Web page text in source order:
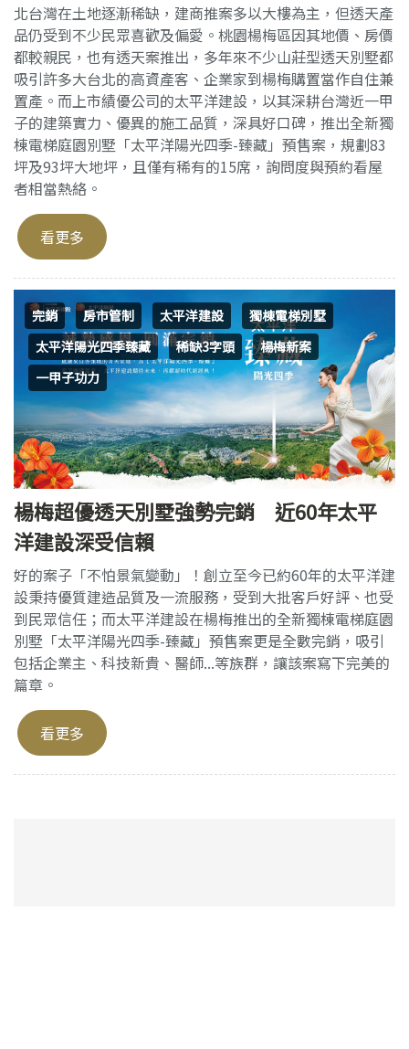
北台灣在土地逐漸稀缺，建商推案多以大樓為主，但透天產
品仍受到不少民眾喜歡及偏愛。桃園楊梅區因其地價、房價
都較親民，也有透天案推出，多年來不少山莊型透天別墅都
吸引許多大台北的高資產客、企業家到楊梅購置當作自住兼
置產。而上市績優公司的太平洋建設，以其深耕台灣近一甲
子的建築實力、優異的施工品質，深具好口碑，推出全新獨
棟電梯庭園別墅「太平洋陽光四季-臻藏」預售案，規劃83
坪及93坪大地坪，且僅有稀有的15席，詢問度與預約看屋
者相當熱絡。
看更多
完銷 房市管制 太平洋建設
獨棟電梯別墅
太平洋陽光四季臻藏
稀缺3字頭
楊梅新案
一甲子功力
楊梅超優透天別墅強勢完銷 近60年太平
洋建設深受信賴
好的案子「不怕景氣變動」！創立至今已約60年的太平洋建
設秉持優質建造品質及一流服務，受到大批客戶好評、也受
到民眾信任；而太平洋建設在楊梅推出的全新獨棟電梯庭園
別墅「太平洋陽光四季-臻藏」預售案更是全數完銷，吸引
包括企業主、科技新貴、醫師...等族群，讓該案寫下完美的
篇章。
看更多